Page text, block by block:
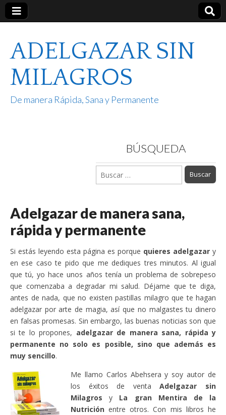
ADELGAZAR SIN
MILAGROS
De manera Rápida, Sana y Permanente
BÚSQUEDA
Buscar:
Adelgazar de manera sana,
rápida y permanente
Si estás leyendo esta página es porque quieres adelgazar y
en ese caso te pido que me dediques tres minutos. Al igual
que tú, yo hace unos años tenía un problema de sobrepeso
que comenzaba a degradar mi salud. Déjame que te diga,
antes de nada, que no existen pastillas milagro que te hagan
adelgazar por arte de magia, así que no malgastes tu dinero
en falsas promesas. Sin embargo, las buenas noticias son que
si te lo propones, adelgazar de manera sana, rápida y
permanente no solo es posible, sino que además es
muy sencillo.
Me llamo Carlos Abehsera y soy autor de
los éxitos de ventaAdelgazar sin
Milagros y La gran Mentira de la
Nutrición entre otros. Con mis libros he